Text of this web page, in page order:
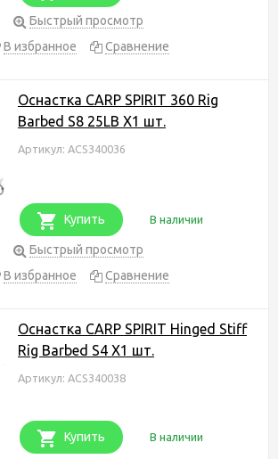
Быстрый просмотр
В избранное
Сравнение
Оснастка CARP SPIRIT 360 Rig
Barbed S8 25LB X1 шт.
Артикул: ACS340036
Купить В наличии
Быстрый просмотр
В избранное
Сравнение
Оснастка CARP SPIRIT Hinged Stiff
Rig Barbed S4 X1 шт.
Артикул: ACS340038
Купить В наличии